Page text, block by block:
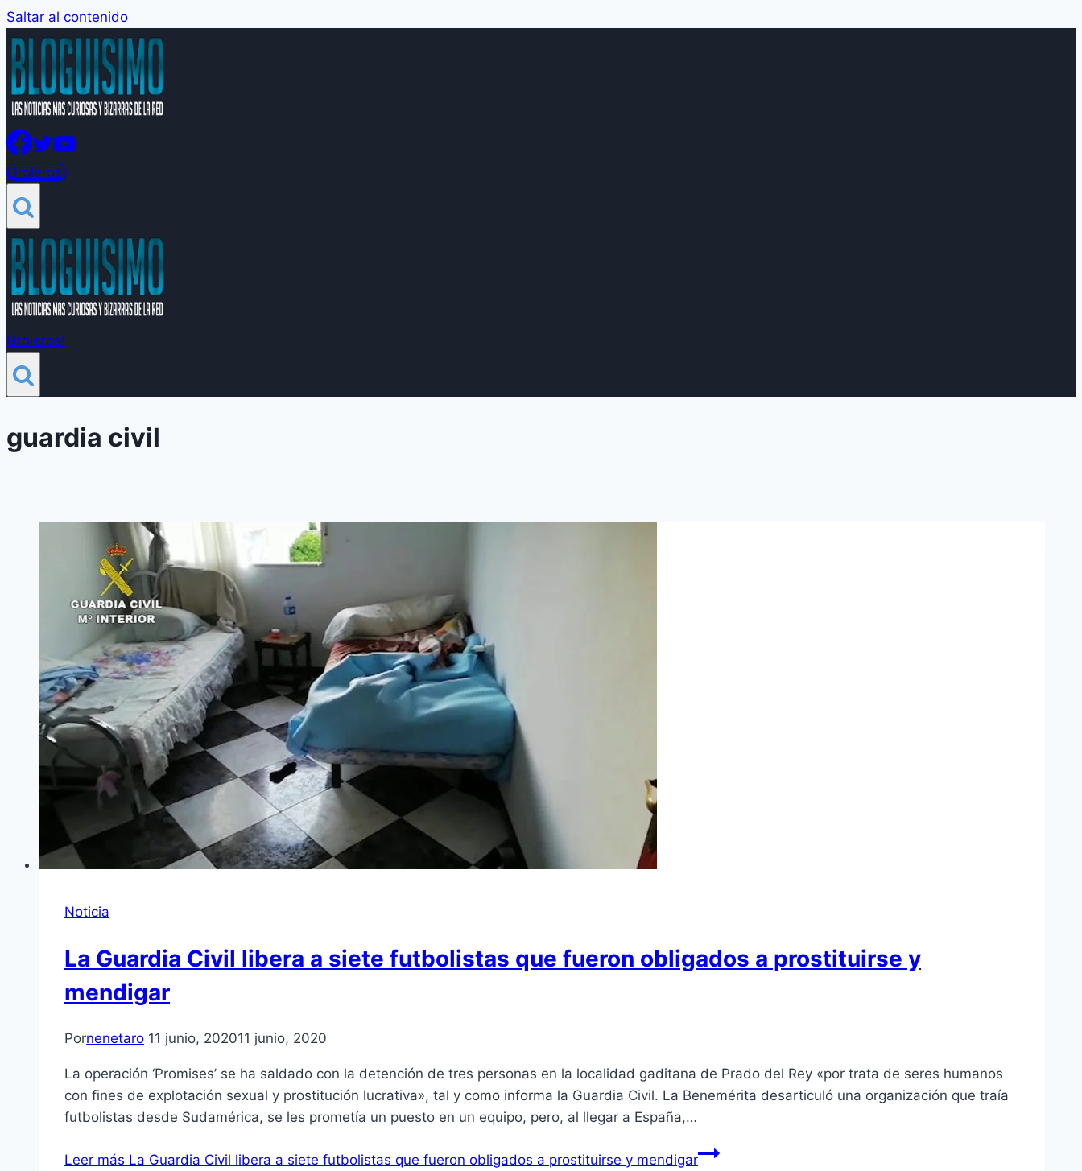
Saltar al contenido
Groleros!
Groleros!
guardia civil
Noticia
La Guardia Civil libera a siete futbolistas que fueron obligados a prostituirse y
mendigar
Pornenetaro 11 junio, 202011 junio, 2020
La operación ‘Promises’ se ha saldado con la detención de tres personas en la localidad gaditana de Prado del Rey «por trata de seres humanos
con fines de explotación sexual y prostitución lucrativa», tal y como informa la Guardia Civil. La Benemérita desarticuló una organización que traía
futbolistas desde Sudamérica, se les prometía un puesto en un equipo, pero, al llegar a España,…
Leer más La Guardia Civil libera a siete futbolistas que fueron obligados a prostituirse y mendigar